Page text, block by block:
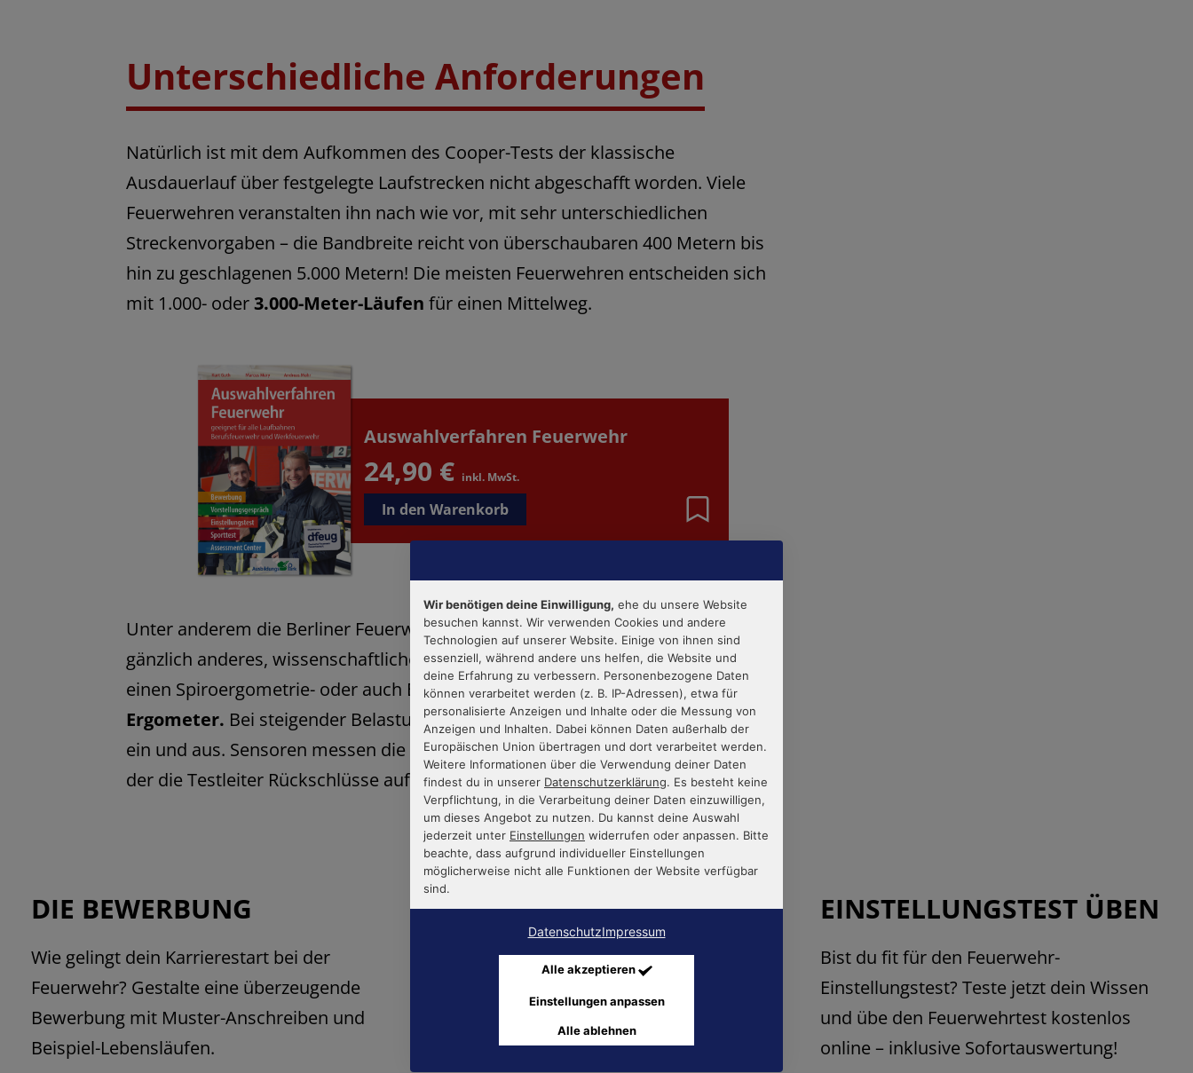
Unterschiedliche Anforderungen
Natürlich ist mit dem Aufkommen des Cooper-Tests der klassische
Ausdauerlauf über festgelegte Laufstrecken nicht abgeschafft worden. Viele
Feuerwehren veranstalten ihn nach wie vor, mit sehr unterschiedlichen
Streckenvorgaben – die Bandbreite reicht von überschaubaren 400 Metern bis
hin zu geschlagenen 5.000 Metern! Die meisten Feuerwehren entscheiden sich
mit 1.000- oder3.000-Meter-Läufen für einen Mittelweg.
Auswahlverfahren Feuerwehr
24,90 € inkl. MwSt.
In den Warenkorb
Unter anderem die Berliner Feuerwehr setzt zur Ausdauerprüfung auf ein
gänzlich anderes, wissenschaftlicher akzentuiertes Verfahren: nämlich auf
einen Spiroergometrie- oder auch Ergospirometrie-Test auf demFahrrad-
Ergometer. Bei steigender Belastung atmet man dabei durch einen Schlauch
ein und aus. Sensoren messen die Zusammensetzung der Atemluft, anhand
der die Testleiter Rückschlüsse auf die subjektive Anstrengung ziehen.
DIE BEWERBUNG
Wie gelingt dein Karrierestart bei der
Feuerwehr? Gestalte eine überzeugende
Bewerbung mit Muster-Anschreiben und
Beispiel-Lebensläufen.
Seite öffnen
FEUERWEHR IN
DEUTSCHLAND
Auswahlverfahren.
Seite öffnen EINSTELLUNGSTEST ÜBEN
Bist du fit für den Feuerwehr-
Einstellungstest? Teste jetzt dein Wissen
und übe den Feuerwehrtest kostenlos
online – inklusive Sofortauswertung!
Seite öffnen
Wir benötigen deine Einwilligung, ehe du unsere Website
besuchen kannst. Wir verwenden Cookies und andere
Technologien auf unserer Website. Einige von ihnen sind
essenziell, während andere uns helfen, die Website und
deine Erfahrung zu verbessern. Personenbezogene Daten
können verarbeitet werden (z. B. IP-Adressen), etwa für
personalisierte Anzeigen und Inhalte oder die Messung von
Anzeigen und Inhalten. Dabei können Daten außerhalb der
Europäischen Union übertragen und dort verarbeitet werden.
Weitere Informationen über die Verwendung deiner Daten
findest du in unserer Datenschutzerklärung. Es besteht keine
Verpflichtung, in die Verarbeitung deiner Daten einzuwilligen,
um dieses Angebot zu nutzen. Du kannst deine Auswahl
jederzeit unter Einstellungen widerrufen oder anpassen. Bitte
beachte, dass aufgrund individueller Einstellungen
möglicherweise nicht alle Funktionen der Website verfügbar
sind.
DatenschutzImpressum
Alle akzeptieren
Einstellungen anpassen
Alle ablehnen